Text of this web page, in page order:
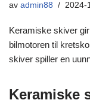
av admin88 2024-
Keramiske skiver
bilmotoren til
skiver spiller en
Keramiske